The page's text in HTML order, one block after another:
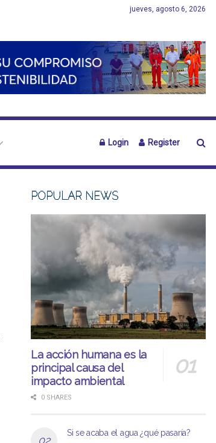
jueves, agosto 6, 2026
Login Register
POPULAR NEWS
La acción humana es la
principal causa del
impacto ambiental
0 SHARES
Si se acaba el agua ¿qué pasaría?